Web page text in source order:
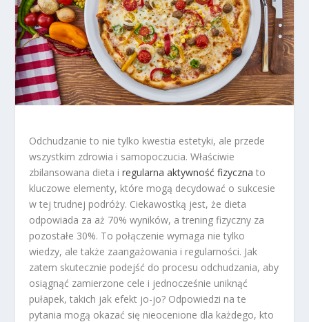
Odchudzanie to nie tylko kwestia estetyki, ale przede
wszystkim zdrowia i samopoczucia. Właściwie
zbilansowana dieta iregularna aktywność fizyczna to
kluczowe elementy, które mogą decydować o sukcesie
w tej trudnej podróży. Ciekawostką jest, że dieta
odpowiada za aż 70% wyników, a trening fizyczny za
pozostałe 30%. To połączenie wymaga nie tylko
wiedzy, ale także zaangażowania i regularności. Jak
zatem skutecznie podejść do procesu odchudzania, aby
osiągnąć zamierzone cele i jednocześnie uniknąć
pułapek, takich jak efekt jo-jo? Odpowiedzi na te
pytania mogą okazać się nieocenione dla każdego, kto